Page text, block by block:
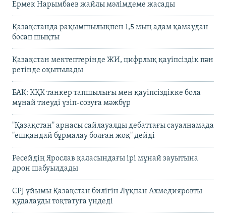
Ермек Нарымбаев жайлы мәлімдеме жасады
Қазақстанда рақымшылықпен 1,5 мың адам қамаудан
босап шықты
Қазақстан мектептерінде ЖИ, цифрлық қауіпсіздік пән
ретінде оқытылады
БАҚ: КҚК танкер тапшылығы мен қауіпсіздікке бола
мұнай тиеуді үзіп-созуға мәжбүр
"Қазақстан" арнасы сайлауалды дебаттағы сауалнамада
"ешқандай бұрмалау болған жоқ" дейді
Ресейдің Ярослав қаласындағы ірі мұнай зауытына
дрон шабуылдады
CPJ ұйымы Қазақстан билігін Лұқпан Ахмедияровты
қудалауды тоқтатуға үндеді